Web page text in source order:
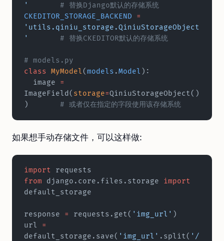
'
	# 替换Django默认的存储系统
CKEDITOR_STORAGE_BACKEND =
'utils.qiniu_storage.QiniuStorageObject
'
	# 替换CKEDITOR默认的存储系统
# models.py
class MyModel(models .Model ):
  image
=
ImageField( storage=QiniuStorageObject()
如果想手动存储文件，可以这样做:
import requests
from django.core.files.storage import
default_storage
response = requests.get( 'img_url' )
url =
default_storage.save( 'img_url' .split( '/